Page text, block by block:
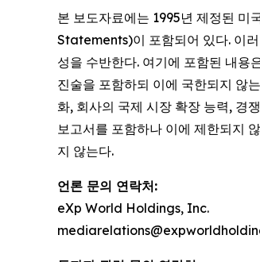
본 보도자료에는 1995년 제정된
Statements)이 포함되어 있다. 이
성을 수반한다. 여기에 포함된 내용
진술을 포함하되 이에 국한되지 않
화, 회사의 국제 시장 확장 능력, 경
보고서를 포함하나 이에 제한되지
지 않는다.
언론 문의 연락처:
eXp World Holdings, Inc.